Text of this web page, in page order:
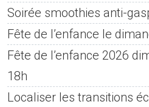
Soirée smoothies anti-
Fête de l’enfance le
Fête de l’enfance 2026
18h
Localiser les transitions